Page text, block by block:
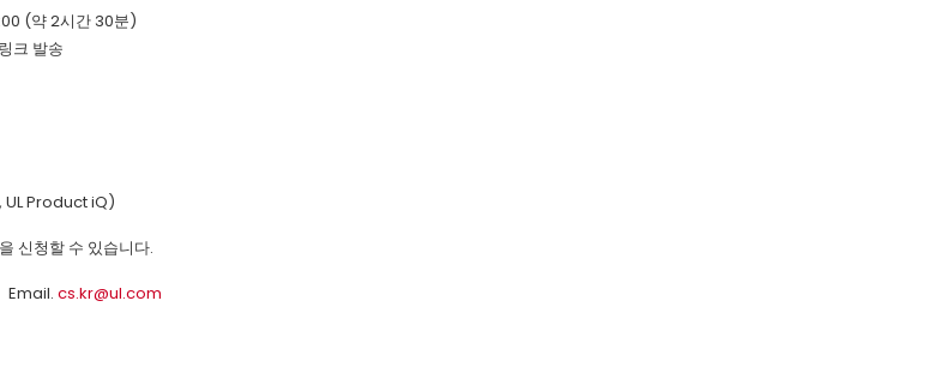
(약 2시간 30분)
크 발송
UL Product iQ)
신청할 수 있습니다.
Email. cs.kr@ul.com